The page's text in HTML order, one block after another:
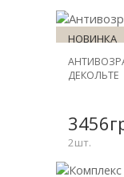
НОВИНКА
СКИДКА
ДЕКОЛЬТЕ
2шт.